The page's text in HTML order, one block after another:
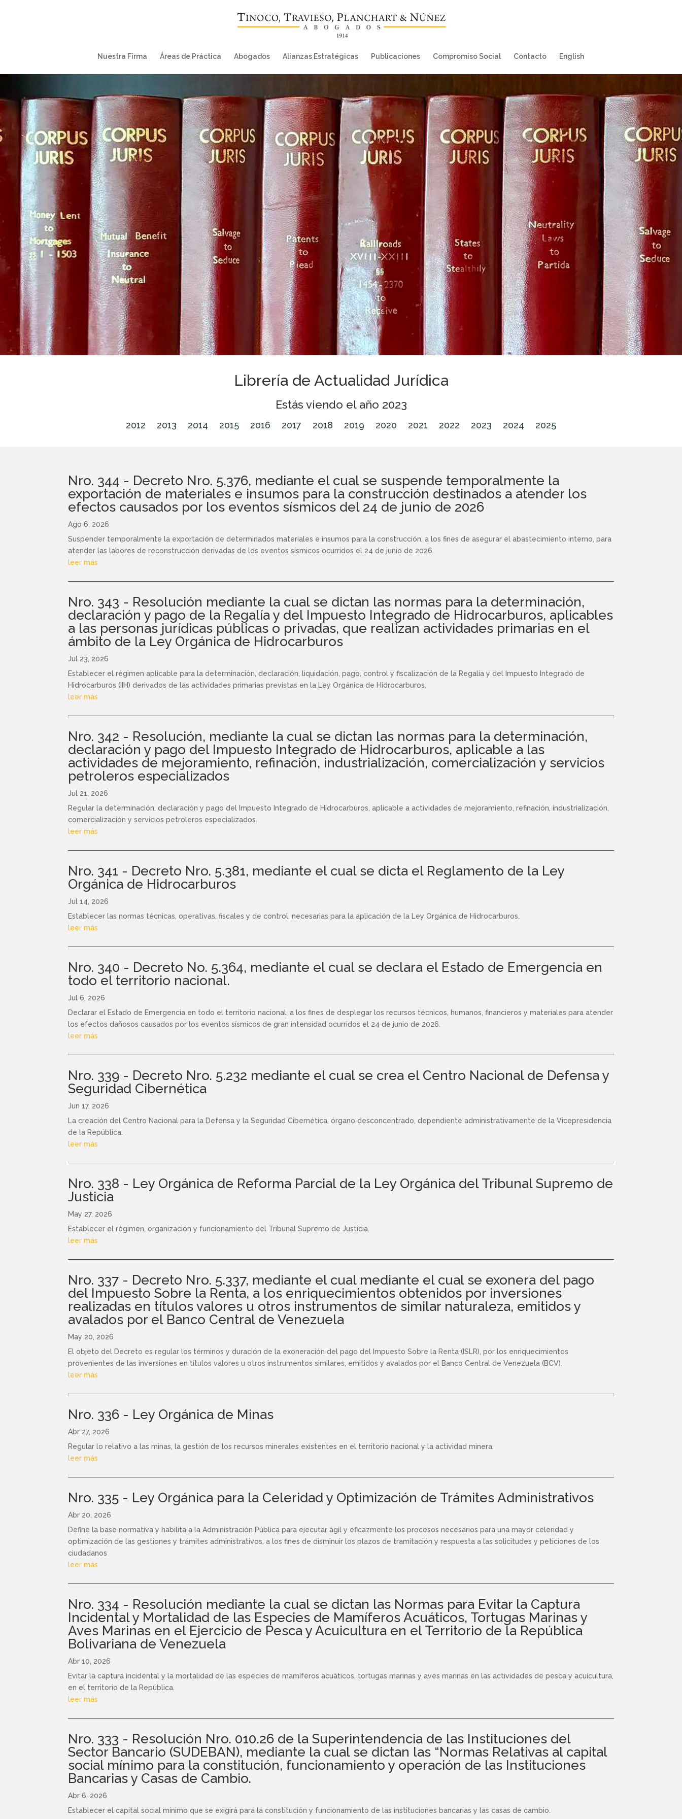
Nuestra Firma Áreas de Práctica Abogados Alianzas Estratégicas Publicaciones Compromiso Social Contacto English
Librería de Actualidad Jurídica
Estás viendo el año 2023
2012 2013 2014 2015 2016 2017 2018 2019 2020 2021 2022 2023 2024 2025
Nro. 344 - Decreto Nro. 5.376, mediante el cual se suspende temporalmente la
exportación de materiales e insumos para la construcción destinados a atender los
efectos causados por los eventos sísmicos del 24 de junio de 2026
Ago 6, 2026
Suspender temporalmente la exportación de determinados materiales e insumos para la construcción, a los fines de asegurar el abastecimiento interno, para
atender las labores de reconstrucción derivadas de los eventos sísmicos ocurridos el 24 de junio de 2026.
leer más
Nro. 343 - Resolución mediante la cual se dictan las normas para la determinación,
declaración y pago de la Regalía y del Impuesto Integrado de Hidrocarburos, aplicables
a las personas jurídicas públicas o privadas, que realizan actividades primarias en el
ámbito de la Ley Orgánica de Hidrocarburos
Jul 23, 2026
Establecer el régimen aplicable para la determinación, declaración, liquidación, pago, control y fiscalización de la Regalía y del Impuesto Integrado de
Hidrocarburos (IIH) derivados de las actividades primarias previstas en la Ley Orgánica de Hidrocarburos.
leer más
Nro. 342 - Resolución, mediante la cual se dictan las normas para la determinación,
declaración y pago del Impuesto Integrado de Hidrocarburos, aplicable a las
actividades de mejoramiento, refinación, industrialización, comercialización y servicios
petroleros especializados
Jul 21, 2026
Regular la determinación, declaración y pago del Impuesto Integrado de Hidrocarburos, aplicable a actividades de mejoramiento, refinación, industrialización,
comercialización y servicios petroleros especializados.
leer más
Nro. 341 - Decreto Nro. 5.381, mediante el cual se dicta el Reglamento de la Ley
Orgánica de Hidrocarburos
Jul 14, 2026
Establecer las normas técnicas, operativas, fiscales y de control, necesarias para la aplicación de la Ley Orgánica de Hidrocarburos.
leer más
Nro. 340 - Decreto No. 5.364, mediante el cual se declara el Estado de Emergencia en
todo el territorio nacional.
Jul 6, 2026
Declarar el Estado de Emergencia en todo el territorio nacional, a los fines de desplegar los recursos técnicos, humanos, financieros y materiales para atender
los efectos dañosos causados por los eventos sísmicos de gran intensidad ocurridos el 24 de junio de 2026.
leer más
Nro. 339 - Decreto Nro. 5.232 mediante el cual se crea el Centro Nacional de Defensa y
Seguridad Cibernética
Jun 17, 2026
La creación del Centro Nacional para la Defensa y la Seguridad Cibernética, órgano desconcentrado, dependiente administrativamente de la Vicepresidencia
de la República.
leer más
Nro. 338 - Ley Orgánica de Reforma Parcial de la Ley Orgánica del Tribunal Supremo de
Justicia
May 27, 2026
Establecer el régimen, organización y funcionamiento del Tribunal Supremo de Justicia.
leer más
Nro. 337 - Decreto Nro. 5.337, mediante el cual mediante el cual se exonera del pago
del Impuesto Sobre la Renta, a los enriquecimientos obtenidos por inversiones
realizadas en títulos valores u otros instrumentos de similar naturaleza, emitidos y
avalados por el Banco Central de Venezuela
May 20, 2026
El objeto del Decreto es regular los términos y duración de la exoneración del pago del Impuesto Sobre la Renta (ISLR), por los enriquecimientos
provenientes de las inversiones en títulos valores u otros instrumentos similares, emitidos y avalados por el Banco Central de Venezuela (BCV).
leer más
Nro. 336 - Ley Orgánica de Minas
Abr 27, 2026
Regular lo relativo a las minas, la gestión de los recursos minerales existentes en el territorio nacional y la actividad minera.
leer más
Nro. 335 - Ley Orgánica para la Celeridad y Optimización de Trámites Administrativos
Abr 20, 2026
Define la base normativa y habilita a la Administración Pública para ejecutar ágil y eficazmente los procesos necesarios para una mayor celeridad y
optimización de las gestiones y trámites administrativos, a los fines de disminuir los plazos de tramitación y respuesta a las solicitudes y peticiones de los
ciudadanos
leer más
Nro. 334 - Resolución mediante la cual se dictan las Normas para Evitar la Captura
Incidental y Mortalidad de las Especies de Mamíferos Acuáticos, Tortugas Marinas y
Aves Marinas en el Ejercicio de Pesca y Acuicultura en el Territorio de la República
Bolivariana de Venezuela
Abr 10, 2026
Evitar la captura incidental y la mortalidad de las especies de mamíferos acuáticos, tortugas marinas y aves marinas en las actividades de pesca y acuicultura,
en el territorio de la República.
leer más
Nro. 333 - Resolución Nro. 010.26 de la Superintendencia de las Instituciones del
Sector Bancario (SUDEBAN), mediante la cual se dictan las “Normas Relativas al capital
social mínimo para la constitución, funcionamiento y operación de las Instituciones
Bancarias y Casas de Cambio.
Abr 6, 2026
Establecer el capital social mínimo que se exigirá para la constitución y funcionamiento de las instituciones bancarias y las casas de cambio.